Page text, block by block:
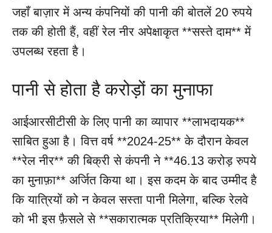
जहाँ बाज़ार में अन्य कंपनियों की पानी की बोतलें 20 रुपये
तक की होती हैं, वहीं रेल नीर अपेक्षाकृत **सस्ते दाम** में
उपलब्ध रहता है।
पानी से होता है करोड़ों का मुनाफा
आईआरसीटीसी के लिए पानी का व्यापार **लाभदायक**
साबित हुआ है। वित्त वर्ष **2024-25** के दौरान केवल
**रेल नीर** की बिक्री से कंपनी ने **46.13 करोड़ रुपये
का मुनाफ़ा** अर्जित किया था। इस कदम के बाद उम्मीद है
कि यात्रियों को न केवल सस्ता पानी मिलेगा, बल्कि रेलवे
को भी इस फ़ैसले से **सकारात्मक प्रतिक्रिया** मिलेगी।